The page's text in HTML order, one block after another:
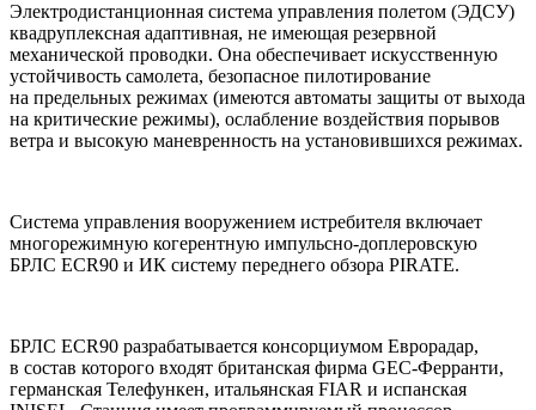
Электродистанционная система управления полетом (ЭДСУ)
квадруплексная адаптивная, не имеющая резервной
механической проводки. Она обеспечивает искусственную
устойчивость самолета, безопасное пилотирование
на предельных режимах (имеются автоматы защиты от выхода
на критические режимы), ослабление воздействия порывов
ветра и высокую маневренность на установившихся режимах.
Система управления вооружением истребителя включает
многорежимную когерентную импульсно-доплеровскую
БРЛС ECR90 и ИК систему переднего обзора PIRATE.
БРЛС ECR90 разрабатывается консорциумом Еврорадар,
в состав которого входят британская фирма GEC-Ферранти,
германская Телефункен, итальянская FIAR и испанская